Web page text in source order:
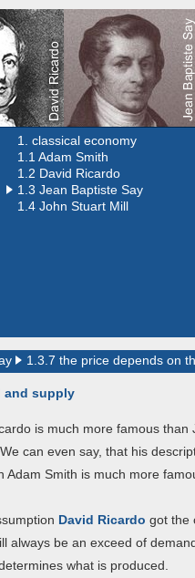
1. classical economy
1.1 Adam Smith
1.2 David Ricardo
1.3 Jean Baptiste Say
1.4 John Stuart Mill
1.3.7 the price depends on
and supply
is much more famous
can even say, that his
Adam Smith is much more
David Ricardo got the
always be an exceed of
what is produced.